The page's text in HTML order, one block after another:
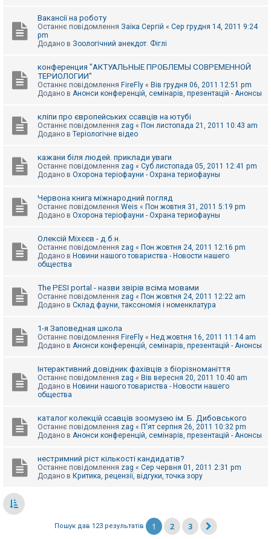
Вакансії на роботу
Останнє повідомлення Заїка Сергій « Сер грудня 14, 2011 9:24
pm
Додано в Зоологічний анекдот. Фіглі
конференция "АКТУАЛЬНЫЕ ПРОБЛЕМЫ СОВРЕМЕННОЙ
ТЕРИОЛОГИИ"
Останнє повідомлення FireFly « Вів грудня 06, 2011 12:51 pm
Додано в Анонси конференцій, семінарів, презентацій - Анонсы
кліпи про європейських ссавців на ютубі
Останнє повідомлення zag « Пон листопада 21, 2011 10:43 am
Додано в Теріологічне відео
кажани біля людей. приклади уваги
Останнє повідомлення zag « Суб листопада 05, 2011 12:41 pm
Додано в Охорона теріофауни - Охрана териофауны
Червона книга міжнародний погляд
Останнє повідомлення Weis « Пон жовтня 31, 2011 5:19 pm
Додано в Охорона теріофауни - Охрана териофауны
Олексій Міхєєв - д.б.н.
Останнє повідомлення zag « Пон жовтня 24, 2011 12:16 pm
Додано в Новини нашого товариства - Новости нашего
общества
The PESI portal - назви звірів всіма мовами
Останнє повідомлення zag « Пон жовтня 24, 2011 12:22 am
Додано в Склад фауни, таксономія і номенклатура
1-я Заповедная школа
Останнє повідомлення FireFly « Нед жовтня 16, 2011 11:14 am
Додано в Анонси конференцій, семінарів, презентацій - Анонсы
Інтерактивний довідник фахівців з біорізноманіття
Останнє повідомлення zag « Вів вересня 20, 2011 10:40 am
Додано в Новини нашого товариства - Новости нашего
общества
каталог колекцій ссавців зоомузею ім. Б. Дибовського
Останнє повідомлення zag « П'ят серпня 26, 2011 10:32 pm
Додано в Анонси конференцій, семінарів, презентацій - Анонсы
нестримний ріст кількості кандидатів?
Останнє повідомлення zag « Сер червня 01, 2011 2:31 pm
Додано в Критика, рецензії, відгуки, точка зору
Пошук дав 123 результатів 1 2 3